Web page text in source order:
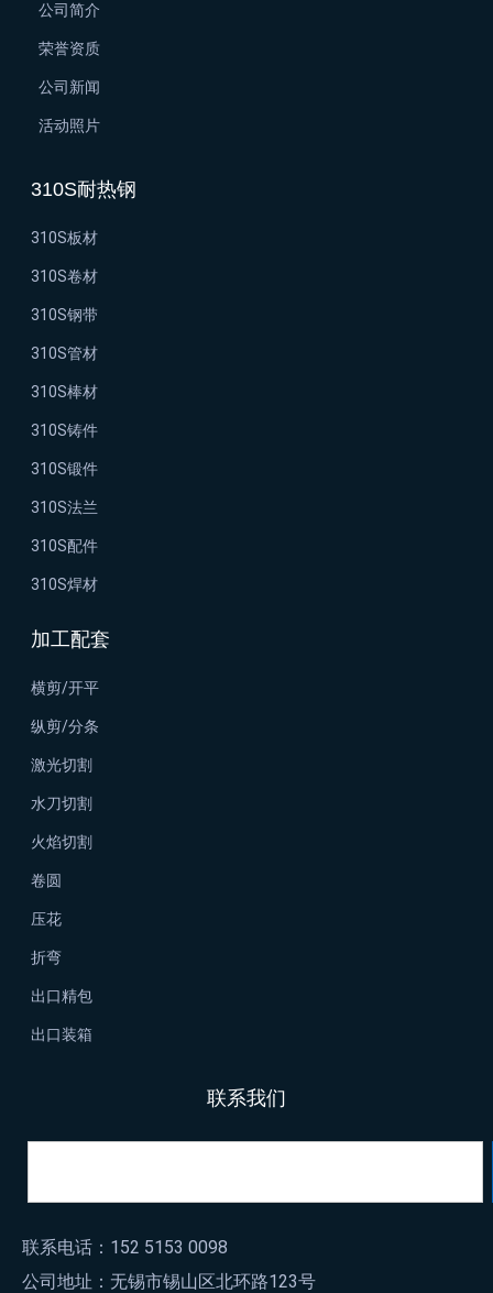
公司简介
荣誉资质
公司新闻
活动照片
310S耐热钢
310S板材
310S卷材
310S钢带
310S管材
310S棒材
310S铸件
310S锻件
310S法兰
310S配件
310S焊材
加工配套
横剪/开平
纵剪/分条
激光切割
水刀切割
火焰切割
卷圆
压花
折弯
出口精包
出口装箱
联系我们
联系电话：152 5153 0098
公司地址：无锡市锡山区北环路123号